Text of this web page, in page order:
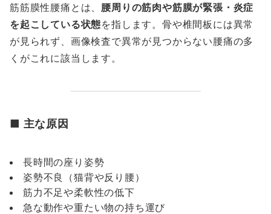
筋筋膜性腰痛とは、 腰周りの筋肉や筋膜が緊張・炎症
を起こしている状態を指します。骨や椎間板には異常
が見られず、画像検査で異常が見つからない腰痛の多
くがこれに該当します。
■ 主な原因
長時間の座り姿勢
姿勢不良（猫背や反り腰）
筋力不足や柔軟性の低下
急な動作や重たい物の持ち運び